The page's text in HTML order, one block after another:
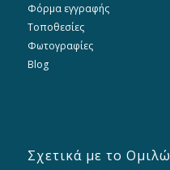
Φόρμα εγγραφής
Τοποθεσίες
Φωτογραφίες
Blog
Σχετικά με το Ομιλώ